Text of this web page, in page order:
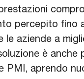
percepito
aziende a
è
PMI, aprendo